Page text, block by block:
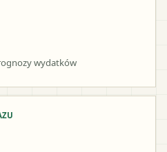
wydatków